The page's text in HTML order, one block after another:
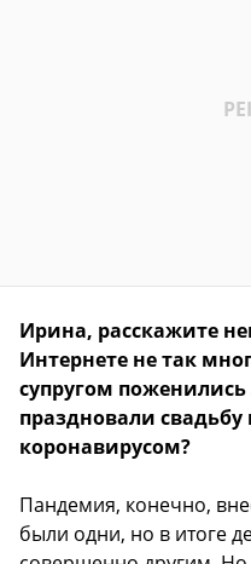
Ирина, расскажите
Интернете не так
супругом
праздновали свадьбу
коронавирусом?
Пандемия, конечно,
были одни, но в итоге